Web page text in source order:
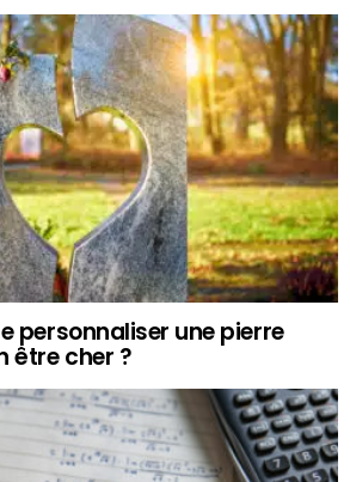
personnaliser une pierre
être cher ?